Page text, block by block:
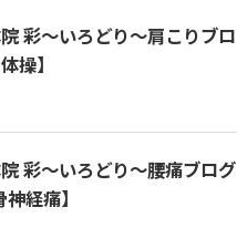
彩～いろどり～肩こりブロ
操】
彩～いろどり～腰痛ブログ
神経痛】